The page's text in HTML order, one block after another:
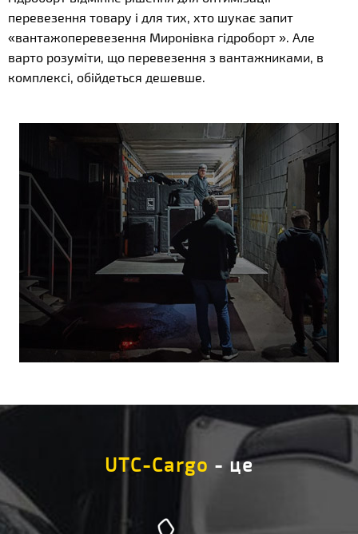
перевезення товару і для тих, хто шукає запит
«вантажоперевезення Миронівка гідроборт ». Але
варто розуміти, що перевезення з вантажниками, в
комплексі, обійдеться дешевше.
UTC-Cargo - це